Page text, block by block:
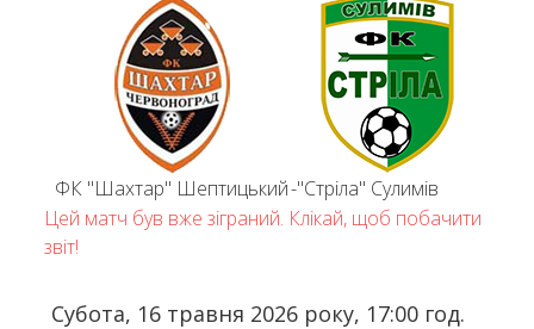
ФК "Шахтар" Шептицький-"Стріла" Сулимів
Цей матч був вже зіграний. Клікай, щоб побачити
звіт!
Субота, 16 травня 2026 року, 17:00 год.